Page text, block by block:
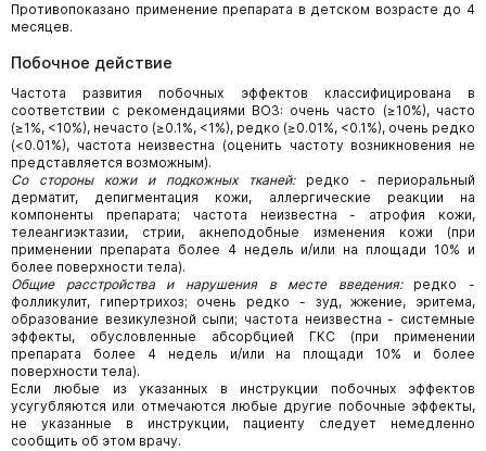
Противопоказано применение препарата в детском возрасте до 4
месяцев.
Побочное действие
Частота развития побочных эффектов классифицирована в
соответствии с рекомендациями ВОЗ: очень часто (≥10%), часто
(≥1%, <10%), нечасто (≥0.1%, <1%), редко (≥0.01%, <0.1%), очень редко
(<0.01%), частота неизвестна (оценить частоту возникновения не
представляется возможным).
Со стороны кожи и подкожных тканей:редко - периоральный
дерматит, депигментация кожи, аллергические реакции на
компоненты препарата; частота неизвестна - атрофия кожи,
телеангиэктазии, стрии, акнеподобные изменения кожи (при
применении препарата более 4 недель и/или на площади 10% и
более поверхности тела).
Общие расстройства и нарушения в месте введения:редко -
фолликулит, гипертрихоз; очень редко - зуд, жжение, эритема,
образование везикулезной сыпи; частота неизвестна - системные
эффекты, обусловленные абсорбцией ГКС (при применении
препарата более 4 недель и/или на площади 10% и более
поверхности тела).
Если любые из указанных в инструкции побочных эффектов
усугубляются или отмечаются любые другие побочные эффекты,
не указанные в инструкции, пациенту следует немедленно
сообщить об этом врачу.